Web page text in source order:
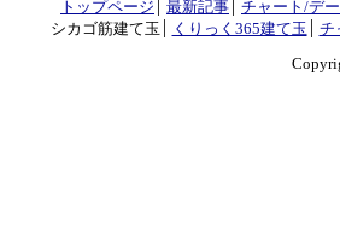
トップページ 最新記事
チャート/デ
シカゴ筋建て玉
くりっく365建て玉
チ